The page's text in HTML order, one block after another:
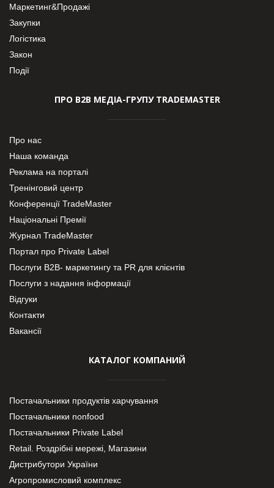
Маркетинг&Продажі
Закупки
Логістика
Закон
Події
ПРО В2В МЕДІА-ГРУПУ TRADEMASTER
Про нас
Наша команда
Реклама на порталі
Тренінговий центр
Конференції TradeMaster
Національні Премії
Журнал TradeMaster
Портал про Private Label
Послуги В2В- маркетингу та PR для клієнтів
Послуги з надання інформації
Відгуки
Контакти
Вакансії
КАТАЛОГ КОМПАНИЙ
Постачальники продуктів харчування
Постачальники nonfood
Постачальники Private Label
Retail. Роздрібні мережі, Магазини
Дистрибутори України
Агропромисловий комплекс